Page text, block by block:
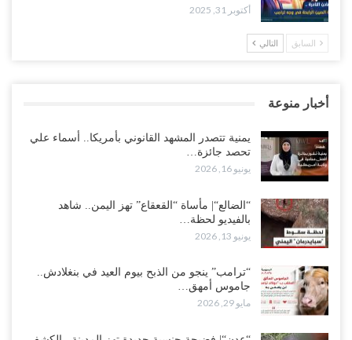
أكتوبر 31, 2025
السابق التالي
أخبار منوعة
يمنية تتصدر المشهد القانوني بأمريكا.. أسماء علي
تحصد جائزة…
يونيو 16, 2026
“الضالع“| مأساة “القعقاع” تهز اليمن.. شاهد
بالفيديو لحظة…
يونيو 13, 2026
“ترامب” ينجو من الذبح بيوم العيد في بنغلادش..
جاموس أمهق…
مايو 29, 2026